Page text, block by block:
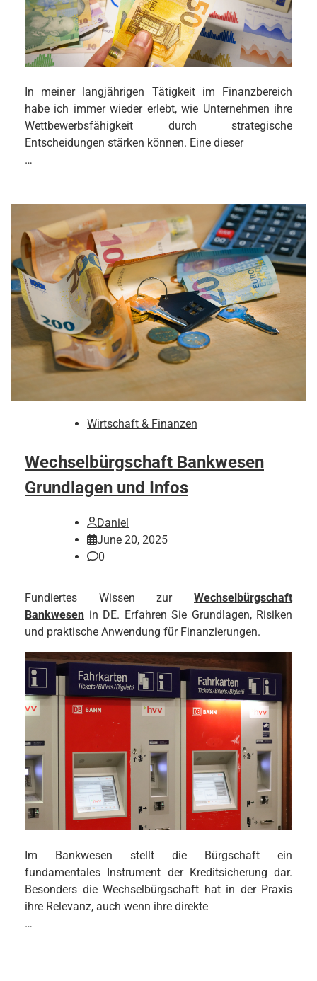
In meiner langjährigen Tätigkeit im Finanzbereich
habe ich immer wieder erlebt, wie Unternehmen ihre
Wettbewerbsfähigkeit durch strategische
Entscheidungen stärken können. Eine dieser
…
Wirtschaft & Finanzen
Wechselbürgschaft Bankwesen
Grundlagen und Infos
Daniel
June 20, 2025
0
Fundiertes Wissen zur Wechselbürgschaft
Bankwesen in DE. Erfahren Sie Grundlagen, Risiken
und praktische Anwendung für Finanzierungen.
Im Bankwesen stellt die Bürgschaft ein
fundamentales Instrument der Kreditsicherung dar.
Besonders die Wechselbürgschaft hat in der Praxis
ihre Relevanz, auch wenn ihre direkte
…